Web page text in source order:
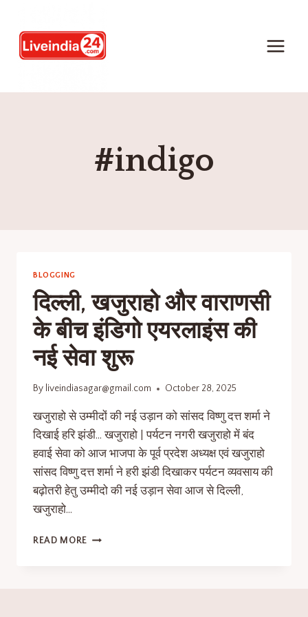
#indigo
BLOGGING
दिल्ली, खजुराहो और वाराणसी
के बीच इंडिगो एयरलाइंस की
नई सेवा शुरू
By liveindiasagar@gmail.com October 28, 2025
खजुराहो से उम्मीदों की नई उड़ान को सांसद विष्णु दत्त शर्मा ने
दिखाई हरि झंडी… खजुराहो | पर्यटन नगरी खजुराहो में बंद
हवाई सेवा को आज भाजपा के पूर्व प्रदेश अध्यक्ष एवं खजुराहो
सांसद विष्णु दत्त शर्मा ने हरी झंडी दिखाकर पर्यटन व्यवसाय की
बढ़ोतरी हेतु उम्मीदो की नई उड़ान सेवा आज से दिल्ली,
खजुराहो…
READ MORE